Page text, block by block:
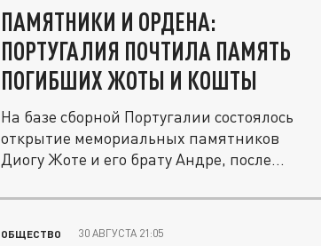
ПАМЯТНИКИ И ОРДЕНА:
ПОРТУГАЛИЯ ПОЧТИЛА ПАМЯТЬ
ПОГИБШИХ ЖОТЫ И КОШТЫ
На базе сборной Португалии состоялось
открытие мемориальных памятников
Диогу Жоте и его брату Андре, после...
ОБЩЕСТВО 30 АВГУСТА 21:05